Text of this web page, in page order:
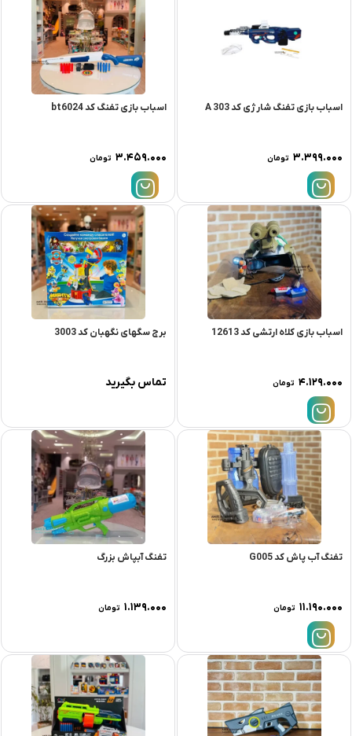
اسباب بازی تفنگ شارژی کد 303 A
۳.۳۹۹.۰۰۰ تومان
اسباب بازی تفنگ کد bt6024
۳.۴۵۹.۰۰۰ تومان
اسباب بازی کلاه ارتشی کد 12613
۴.۱۲۹.۰۰۰ تومان
برج سگهای نگهبان کد 3003
تماس بگیرید
تفنگ آب پاش کد G005
۱۱.۱۹۰.۰۰۰ تومان
تفنگ آبپاش بزرگ
۱.۱۳۹.۰۰۰ تومان